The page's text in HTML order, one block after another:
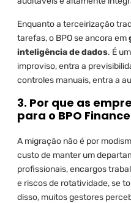
Enquanto a terceirização
tarefas, o BPO se ancora em
inteligência de dados. É
improviso, entra a
controles manuais, entra a
3. Por que as
para o BPO
A migração não é por
custo de manter um
profissionais, encargos
e riscos de rotatividade, se
disso, muitos gestores